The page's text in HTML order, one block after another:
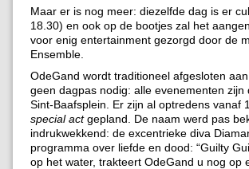
Maar er is nog meer: diezelfde dag is er
18.30) en ook op de bootjes zal het
voor enig entertainment gezorgd door de
Ensemble.
OdeGand wordt traditioneel afgesloten
geen dagpas nodig: alle evenementen
Sint-Baafsplein. Er zijn al optredens vanaf
special actgepland. De naam werd pas
indrukwekkend: de excentrieke diva
programma over liefde en dood: “Guilty
op het water, trakteert OdeGand u nog op